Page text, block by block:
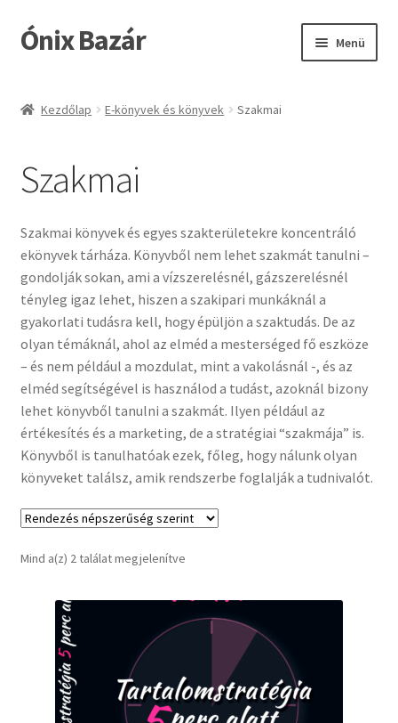
Ugrás
a
Kilépés
a
Ónix Bazár Menü
Fiókom
Kosár
ÁSZF
Blog
Kezdőlap E-könyvek és könyvek Szakmai
Szakmai
Szakmai könyvek és egyes szakterületekre koncentráló
ekönyvek tárháza. Könyvből nem lehet szakmát tanulni –
gondolják sokan, ami a vízszerelésnél, gázszerelésnél
tényleg igaz lehet, hiszen a szakipari munkáknál a
gyakorlati tudásra kell, hogy épüljön a szaktudás. De az
olyan témáknál, ahol az elméd a mesterséged fő eszköze
– és nem például a mozdulat, mint a vakolásnál -, és az
elméd segítségével is használod a tudást, azoknál bizony
lehet könyvből tanulni a szakmát. Ilyen például az
értékesítés és a marketing, de a stratégiai “szakmája” is.
Könyvből is tanulhatóak ezek, főleg, hogy nálunk olyan
könyveket találsz, amik rendszerbe foglalják a tudnivalót.
Mind a(z) 2 találat megjelenítve